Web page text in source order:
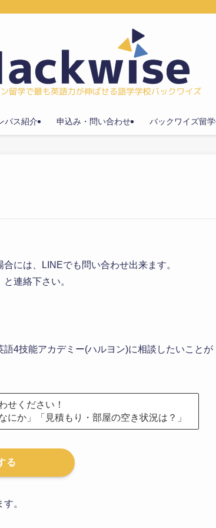
パス紹介 申込み・問い合わせ バックワイズ留
には、LINEでも問い合わせ出来ます。
連絡下さい。
4技能アカデミー(ハルヨン)に相談したいことが
せください！
にか」「見積もり・部屋の空き状況は？」
る
。